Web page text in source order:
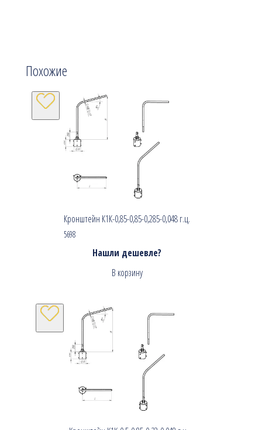
Похожие
Кронштейн К1К-0,85-0,85-0,285-0,048 г.ц.
5698
Нашли дешевле?
В корзину